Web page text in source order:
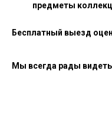
предметы
Бесплатный выезд
Мы всегда рады